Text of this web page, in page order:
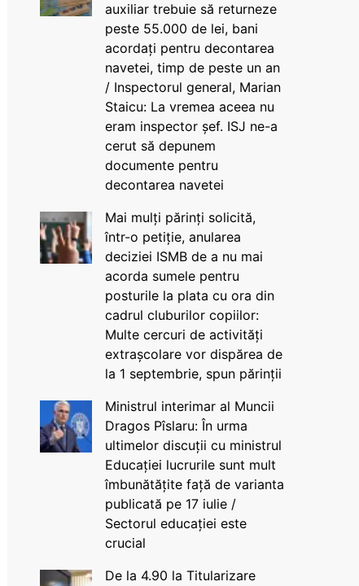
auxiliar trebuie să returneze
peste 55.000 de lei, bani
acordați pentru decontarea
navetei, timp de peste un an
/ Inspectorul general, Marian
Staicu: La vremea aceea nu
eram inspector șef. ISJ ne-a
cerut să depunem
documente pentru
decontarea navetei
Mai mulți părinți solicită,
într-o petiție, anularea
deciziei ISMB de a nu mai
acorda sumele pentru
posturile la plata cu ora din
cadrul cluburilor copiilor:
Multe cercuri de activități
extrașcolare vor dispărea de
la 1 septembrie, spun părinții
Ministrul interimar al Muncii
Dragos Pîslaru: În urma
ultimelor discuții cu ministrul
Educației lucrurile sunt mult
îmbunătățite față de varianta
publicată pe 17 iulie /
Sectorul educației este
crucial
De la 4.90 la Titularizare